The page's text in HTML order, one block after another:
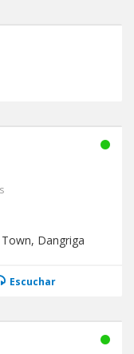
Dangriga
Escuchar